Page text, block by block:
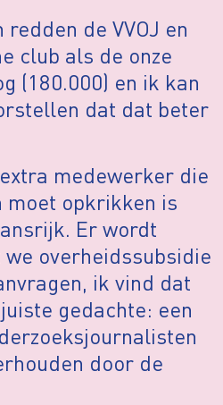
de VVOJ en
club als de onze
(180.000) en ik kan
dat dat beter
medewerker die
moet opkrikken is
Er wordt
overheidssubsidie
ik vind dat
gedachte: een
door de